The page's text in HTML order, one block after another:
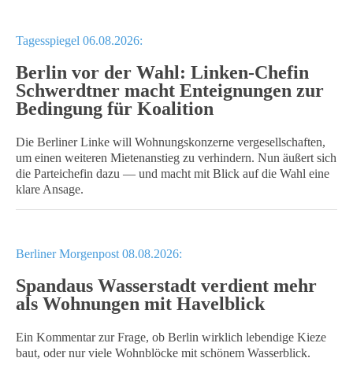
Tagesspiegel 06.08.2026:
Berlin vor der Wahl: Linken-Chefin
Schwerdtner macht Enteignungen zur
Bedingung für Koalition
Die Berliner Linke will Wohnungskonzerne vergesellschaften,
um einen weiteren Mietenanstieg zu verhindern. Nun äußert sich
die Parteichefin dazu — und macht mit Blick auf die Wahl eine
klare Ansage.
Berliner Morgenpost 08.08.2026:
Spandaus Wasserstadt verdient mehr
als Wohnungen mit Havelblick
Ein Kommentar zur Frage, ob Berlin wirklich lebendige Kieze
baut, oder nur viele Wohnblöcke mit schönem Wasserblick.